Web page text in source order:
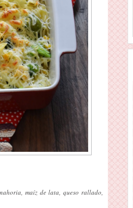
maíz de lata, queso rallado,